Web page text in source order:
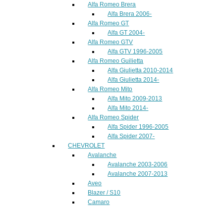
Alfa Romeo Brera
Alfa Brera 2006-
Alfa Romeo GT
Alfa GT 2004-
Alfa Romeo GTV
Alfa GTV 1996-2005
Alfa Romeo Guilietta
Alfa Giulietta 2010-2014
Alfa Giulietta 2014-
Alfa Romeo Mito
Alfa Mito 2009-2013
Alfa Mito 2014-
Alfa Romeo Spider
Alfa Spider 1996-2005
Alfa Spider 2007-
CHEVROLET
Avalanche
Avalanche 2003-2006
Avalanche 2007-2013
Aveo
Blazer / S10
Camaro